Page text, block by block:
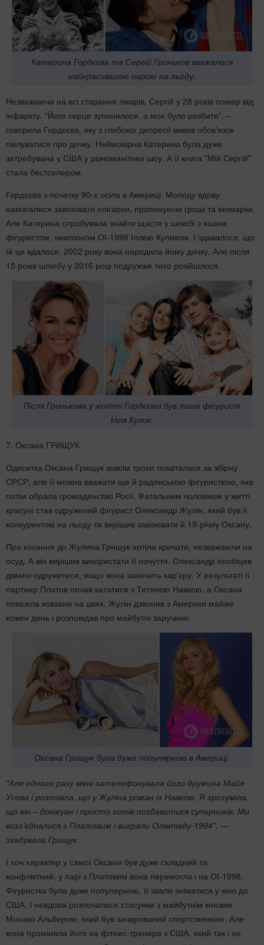
Катерина Гордєєва та Сергій Гриньков вважалися
найкрасивішою парою на льоду.
Незважаючи на всі старання лікарів, Сергій у 28 років помер від
інфаркту. "Його серце зупинилося, а моє було розбите", –
говорила Гордєєва, яку з глибокої депресії вивев обов'язок
піклуватися про дочку. Неймовірна Катерина була дуже
затребувана у США у різноманітних шоу. А її книга "Мій Сергій"
стала бестселером.
Гордєєва з початку 90-х осіла в Америці. Молоду вдову
намагалися завоювати олігархи, пропонуючи гроші та іномарки.
Але Катерина спробувала знайти щастя у шлюбі з іншим
фігуристом, чемпіоном ОІ-1998 Іллею Куликом. І здавалося, що
їй це вдалося. 2002 року вона народила йому дочку. Але після
15 років шлюбу у 2016 році подружжя тихо розійшлося.
Після Гринькова у житті Гордєєвої був лише фігурист
Ілля Кулик.
7. Оксана ГРИЩУК
Одеситка Оксана Грищук зовсім трохи покаталася за збірну
СРСР, але її можна вважати ще й радянською фігуристкою, яка
потім обрала громадянство Росії. Фатальним чоловіком у житті
красуні став одружений фігурист Олександр Жулін, який був її
конкурентом на льоду та вирішив завоювати й 19-річну Оксану.
Про кохання до Жулина Грищук хотіла кричати, незважаючи на
осуд. А він вирішив використати її почуття. Олександр пообіцяв
дівчині одружитися, якщо вона закінчить кар'єру. У результаті її
партнер Платов почав кататися з Тетяною Навкою, а Оксана
повісила ковзани на цвях. Жулін дзвонив з Америки майже
кожен день і розповідав про майбутні заручини.
Оксана Грищук була дуже популярною в Америці.
"Але одного разу мені зателефонувала його дружина Майя
Усова і розповіла, що у Жуліна роман із Навкою. Я зрозуміла,
що він – донжуан і просто хотів позбавитися суперників. Ми
возз'єдналися з Платовим і виграли Олімпіаду-1994", —
згадувала Грищук.
І хоч характер у самої Оксани був дуже складний та
конфліктний, у парі з Платовим вона перемогла і на ОІ-1998.
Фігуристка була дуже популярною, її звали зніматися у кіно до
США. І невдовзі розпочалися стосунки з майбутнім князем
Монако Альбером, який був зачарований спортсменкою. Але
вона проміняла його на фітнес-тренера з США, який так і не